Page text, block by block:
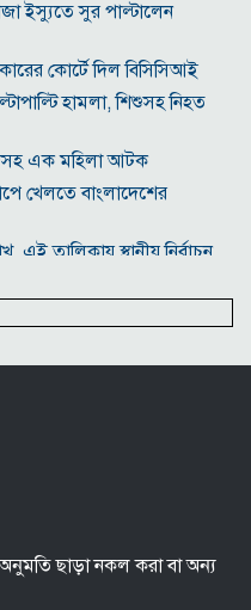
ইস্যুতে সুর পাল্টালেন
কোর্টে দিল বিসিসিআই
হামলা, শিশুসহ নিহত
এক মহিলা আটক
খেলতে বাংলাদেশের
তালিকায় স্থানীয় নির্বাচন
দুশ্চিন্তায় বিসিবি
ছাড়া নকল করা বা অন্য